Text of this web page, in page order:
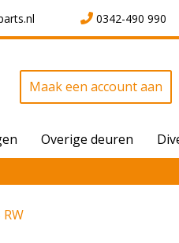
0342-490 990
Maak een account aan
Overige deuren